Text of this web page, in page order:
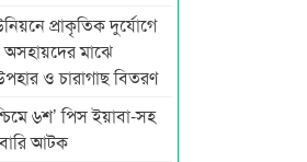
প্রাকৃতিক দুর্যোগে
অসহায়দের মাঝে
ও চারাগাছ বিতরণ
৬শ’ পিস ইয়াবা-সহ
আটক